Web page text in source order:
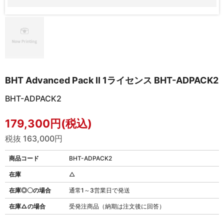
BHT Advanced Pack II 1ライセンス BHT-ADPACK2
BHT-ADPACK2
179,300円(税込)
税抜 163,000円
商品コード BHT-ADPACK2
在庫◎〇の場合 通常1～3営業日で発送
在庫△の場合 受発注商品（納期は注文後に回答）
在庫 △